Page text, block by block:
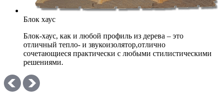
Блок хаус
Блок-хаус, как и любой профиль из дерева – это
отличный тепло- и звукоизолятор,отлично
сочетающиеся практически с любыми стилистическими
решениями.